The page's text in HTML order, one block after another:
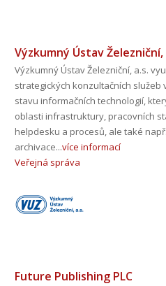
Výzkumný Ústav Železniční,
Výzkumný Ústav Železniční, a.s.
strategických konzultačních služeb
stavu informačních technologií,
oblasti infrastruktury, pracovních
helpdesku a procesů, ale také
archivace...více informací
Veřejná správa
Future Publishing PLC